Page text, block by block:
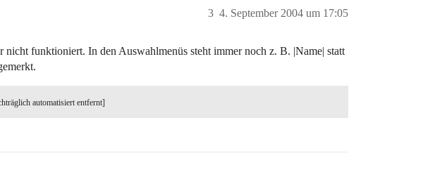
4. September 2004 um 17:05
3
funktioniert. In den Auswahlmenüs steht immer noch z. B. |Name| statt
automatisiert entfernt]